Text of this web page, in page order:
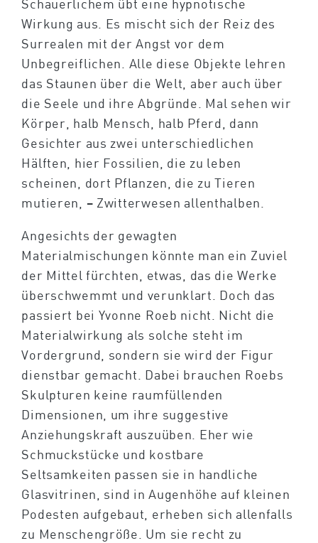
Schauerlichem übt eine hypnotische
Wirkung aus. Es mischt sich der Reiz des
Surrealen mit der Angst vor dem
Unbegreiflichen. Alle diese Objekte lehren
das Staunen über die Welt, aber auch über
die Seele und ihre Abgründe. Mal sehen wir
Körper, halb Mensch, halb Pferd, dann
Gesichter aus zwei unterschiedlichen
Hälften, hier Fossilien, die zu leben
scheinen, dort Pflanzen, die zu Tieren
mutieren, – Zwitterwesen allenthalben.
Angesichts der gewagten
Materialmischungen könnte man ein Zuviel
der Mittel fürchten, etwas, das die Werke
überschwemmt und verunklart. Doch das
passiert bei Yvonne Roeb nicht. Nicht die
Materialwirkung als solche steht im
Vordergrund, sondern sie wird der Figur
dienstbar gemacht. Dabei brauchen Roebs
Skulpturen keine raumfüllenden
Dimensionen, um ihre suggestive
Anziehungskraft auszuüben. Eher wie
Schmuckstücke und kostbare
Seltsamkeiten passen sie in handliche
Glasvitrinen, sind in Augenhöhe auf kleinen
Podesten aufgebaut, erheben sich allenfalls
zu Menschengröße. Um sie recht zu